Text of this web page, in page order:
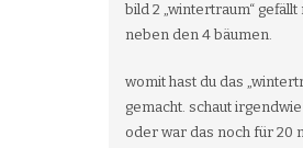
bild 2 „wintertraum“
neben den 4 bäumen.
womit hast du das
gemacht. schaut
oder war das noch für 20